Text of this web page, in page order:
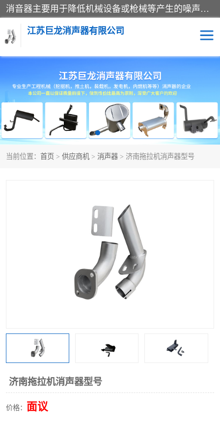
消音器主要用于降低机械设备或枪械等产生的噪声。它通过阻尼或增加排气面积来降低排气速度和功率，从而降低噪声。常见的消音器类型包括阻性消声器、抗性消声器、共振消声器以及阻抗复合式消声器等。这些消音器各有特点，适用于不同频率的噪声消除。
江苏巨龙消声器有限公司
当前位置： 首页 > 供应商机 > 消声器 > 济南拖拉机消声器型号
济南拖拉机消声器型号
价格： 面议
消声器